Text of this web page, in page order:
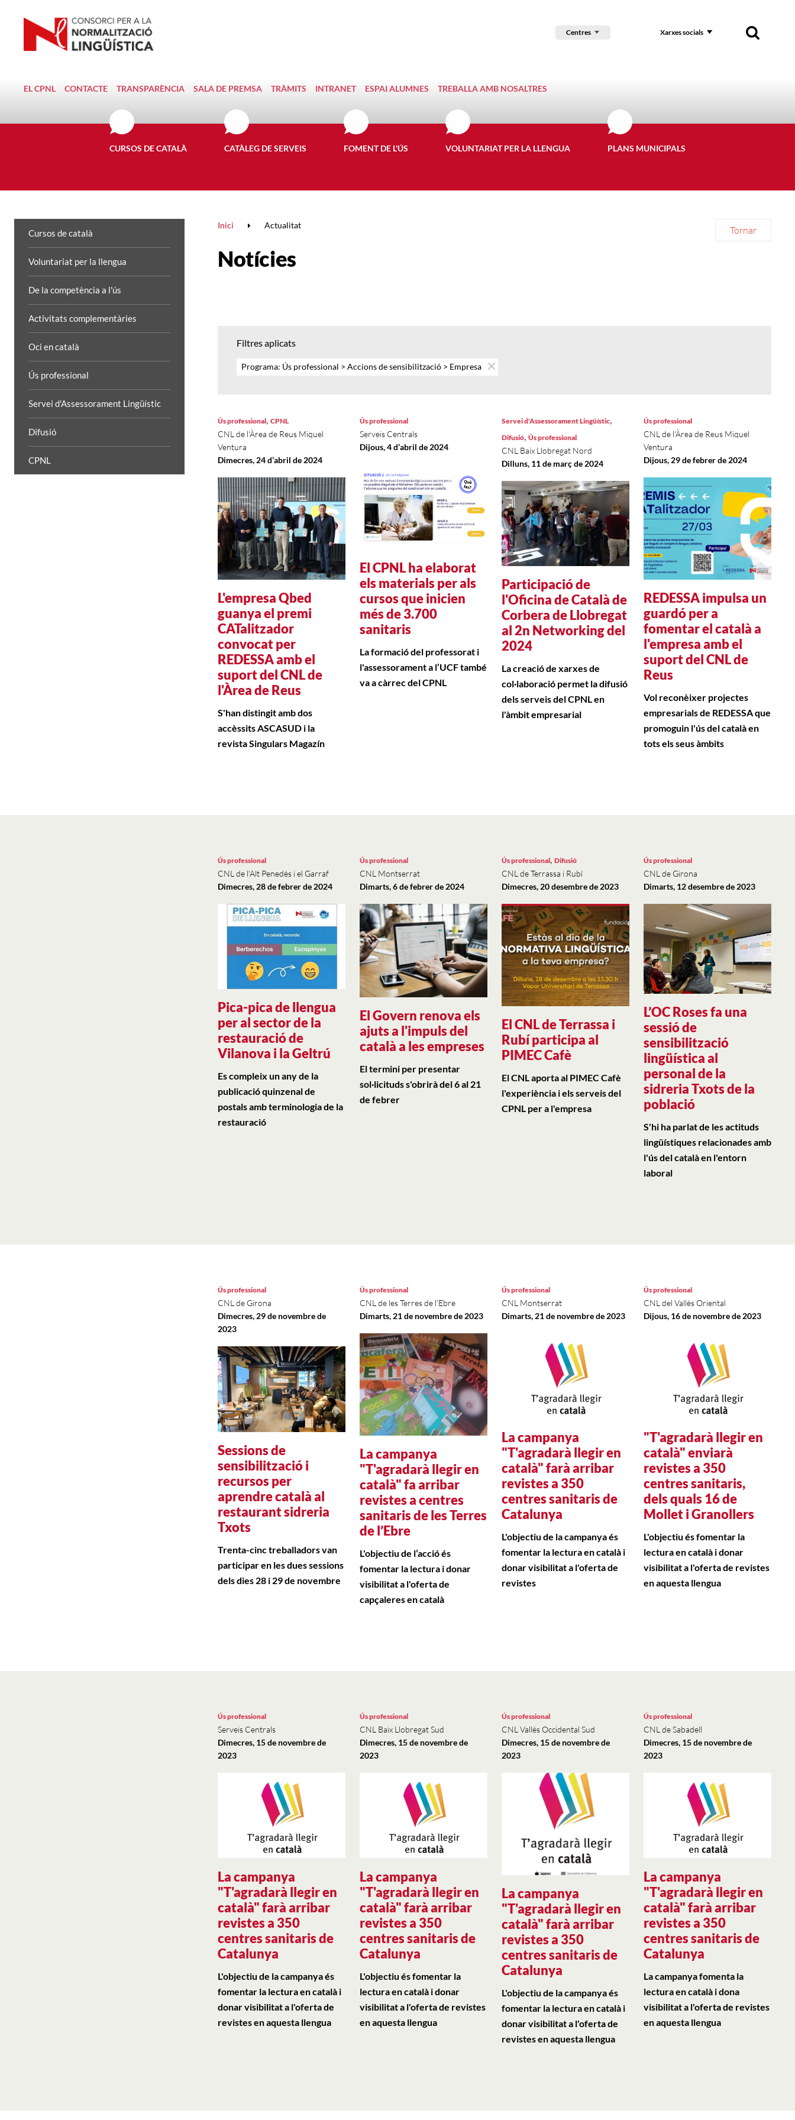
Centres Xarxes socials
EL CPNL CONTACTE TRANSPARÈNCIA SALA DE PREMSA TRÀMITS INTRANET ESPAI ALUMNES TREBALLA AMB NOSALTRES
CURSOS DE CATALÀ CATÀLEG DE SERVEIS FOMENT DE L'ÚS VOLUNTARIAT PER LA LLENGUA PLANS MUNICIPALS
Cursos de català
Voluntariat per la llengua
De la competència a l'ús
Activitats complementàries
Oci en català
Ús professional
Servei d'Assessorament Lingüístic
Difusió
CPNL
Inici Actualitat Tornar
Notícies
Filtres aplicats
Programa: Ús professional > Accions de sensibilització > Empresa
L'empresa Qbed
guanya el premi
CATalitzador
convocat per
REDESSA amb el
suport del CNL de
l'Àrea de Reus
Ús professional, CPNL
CNL de l'Àrea de Reus Miquel
Ventura
Dimecres, 24 d’abril de 2024
S'han distingit amb dos
accèssits ASCASUD i la
revista Singulars Magazín
El CPNL ha elaborat
els materials per als
cursos que inicien
més de 3.700
sanitaris
Ús professional
Serveis Centrals
Dijous, 4 d’abril de 2024
La formació del professorat i
l'assessorament a l’UCF també
va a càrrec del CPNL
Participació de
l'Oficina de Català de
Corbera de Llobregat
al 2n Networking del
2024
Servei d'Assessorament Lingüístic,
Difusió, Ús professional
CNL Baix Llobregat Nord
Dilluns, 11 de març de 2024
La creació de xarxes de
col·laboració permet la difusió
dels serveis del CPNL en
l'àmbit empresarial
REDESSA impulsa un
guardó per a
fomentar el català a
l'empresa amb el
suport del CNL de
Reus
Ús professional
CNL de l'Àrea de Reus Miquel
Ventura
Dijous, 29 de febrer de 2024
Vol reconèixer projectes
empresarials de REDESSA que
promoguin l'ús del català en
tots els seus àmbits
Pica-pica de llengua
per al sector de la
restauració de
Vilanova i la Geltrú
Ús professional
CNL de l'Alt Penedès i el Garraf
Dimecres, 28 de febrer de 2024
Es compleix un any de la
publicació quinzenal de
postals amb terminologia de la
restauració
El Govern renova els
ajuts a l'impuls del
català a les empreses
Ús professional
CNL Montserrat
Dimarts, 6 de febrer de 2024
El termini per presentar
sol·licituds s'obrirà del 6 al 21
de febrer
El CNL de Terrassa i
Rubí participa al
PIMEC Cafè
Ús professional, Difusió
CNL de Terrassa i Rubí
Dimecres, 20 desembre de 2023
El CNL aporta al PIMEC Cafè
l'experiència i els serveis del
CPNL per a l'empresa
L’OC Roses fa una
sessió de
sensibilització
lingüística al
personal de la
sidreria Txots de la
població
Ús professional
CNL de Girona
Dimarts, 12 desembre de 2023
S'hi ha parlat de les actituds
lingüístiques relacionades amb
l'ús del català en l'entorn
laboral
Sessions de
sensibilització i
recursos per
aprendre català al
restaurant sidreria
Txots
Ús professional
CNL de Girona
Dimecres, 29 de novembre de
2023
Trenta-cinc treballadors van
participar en les dues sessions
dels dies 28 i 29 de novembre
La campanya
"T'agradarà llegir en
català" fa arribar
revistes a centres
sanitaris de les Terres
de l’Ebre
Ús professional
CNL de les Terres de l'Ebre
Dimarts, 21 de novembre de 2023
L'objectiu de l’acció és
fomentar la lectura i donar
visibilitat a l'oferta de
capçaleres en català
La campanya
"T'agradarà llegir en
català" farà arribar
revistes a 350
centres sanitaris de
Catalunya
Ús professional
CNL Montserrat
Dimarts, 21 de novembre de 2023
L'objectiu de la campanya és
fomentar la lectura en català i
donar visibilitat a l'oferta de
revistes
"T'agradarà llegir en
català" enviarà
revistes a 350
centres sanitaris,
dels quals 16 de
Mollet i Granollers
Ús professional
CNL del Vallès Oriental
Dijous, 16 de novembre de 2023
L'objectiu és fomentar la
lectura en català i donar
visibilitat a l'oferta de revistes
en aquesta llengua
La campanya
"T'agradarà llegir en
català" farà arribar
revistes a 350
centres sanitaris de
Catalunya
Ús professional
Serveis Centrals
Dimecres, 15 de novembre de
2023
L'objectiu de la campanya és
fomentar la lectura en català i
donar visibilitat a l'oferta de
revistes en aquesta llengua
La campanya
"T'agradarà llegir en
català" farà arribar
revistes a 350
centres sanitaris de
Catalunya
Ús professional
CNL Baix Llobregat Sud
Dimecres, 15 de novembre de
2023
L'objectiu és fomentar la
lectura en català i donar
visibilitat a l'oferta de revistes
en aquesta llengua
La campanya
"T'agradarà llegir en
català" farà arribar
revistes a 350
centres sanitaris de
Catalunya
Ús professional
CNL Vallès Occidental Sud
Dimecres, 15 de novembre de
2023
L'objectiu de la campanya és
fomentar la lectura en català i
donar visibilitat a l'oferta de
revistes en aquesta llengua
La campanya
"T'agradarà llegir en
català" farà arribar
revistes a 350
centres sanitaris de
Catalunya
Ús professional
CNL de Sabadell
Dimecres, 15 de novembre de
2023
La campanya fomenta la
lectura en català i dona
visibilitat a l'oferta de revistes
en aquesta llengua